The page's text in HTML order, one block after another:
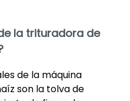
la trituradora de
de la máquina
son la tolva de